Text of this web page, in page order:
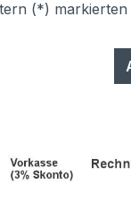
(*) markierten